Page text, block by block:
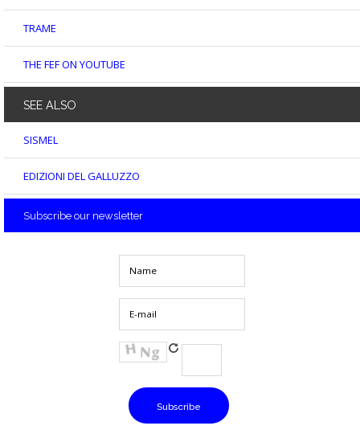
TRAME
THE FEF ON YOUTUBE
SEE ALSO
SISMEL
EDIZIONI DEL GALLUZZO
Subscribe our newsletter